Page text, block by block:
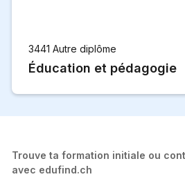
3441 Autre diplôme
Éducation et pédagogie
Trouve ta formation initiale ou
avec edufind.ch